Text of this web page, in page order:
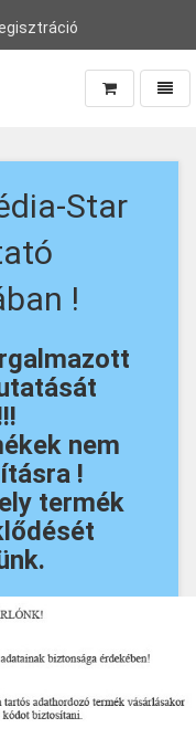
Star
!
nem
!
termék